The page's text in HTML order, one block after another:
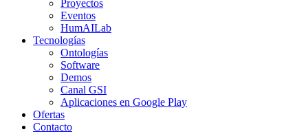
Proyectos
Eventos
HumAILab
Tecnologías
Ontologías
Software
Demos
Canal GSI
Aplicaciones en Google Play
Ofertas
Contacto